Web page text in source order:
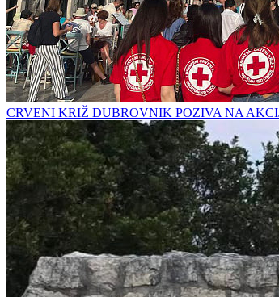
CRVENI KRIŽ DUBROVNIK POZIVA NA